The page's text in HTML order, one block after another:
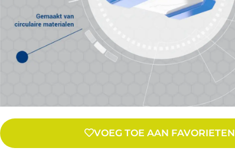
VOEG TOE AAN FAVORIETEN